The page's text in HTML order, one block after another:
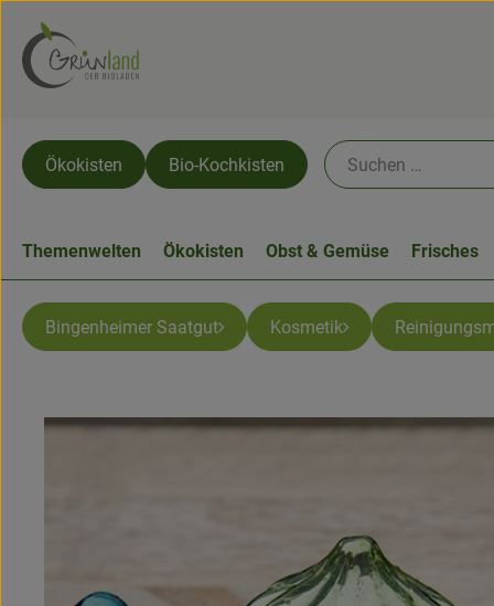
Ökokisten Bio-Kochkisten
Themenwelten Ökokisten Obst & Gemüse Frisches
Bingenheimer Saatgut Kosmetik